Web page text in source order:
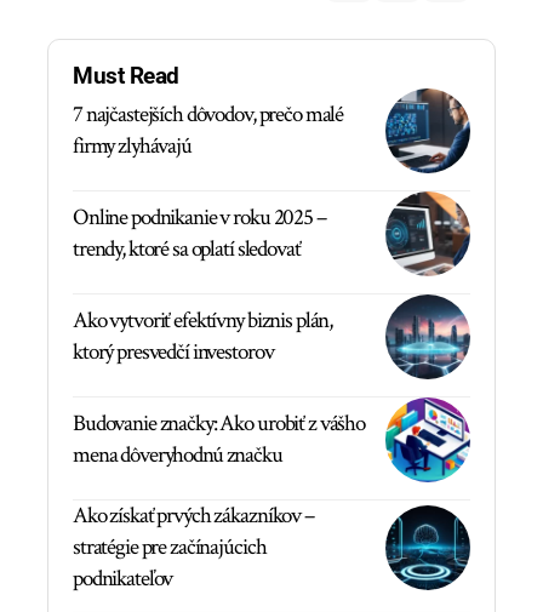
Must Read
7 najčastejších dôvodov, prečo malé
firmy zlyhávajú
Online podnikanie v roku 2025 –
trendy, ktoré sa oplatí sledovať
Ako vytvoriť efektívny biznis plán,
ktorý presvedčí investorov
Budovanie značky: Ako urobiť z vášho
mena dôveryhodnú značku
Ako získať prvých zákazníkov –
stratégie pre začínajúcich
podnikateľov